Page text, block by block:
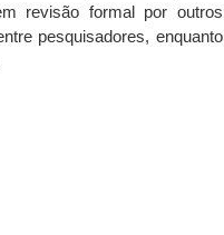
revisão formal por outros
pesquisadores, enquanto